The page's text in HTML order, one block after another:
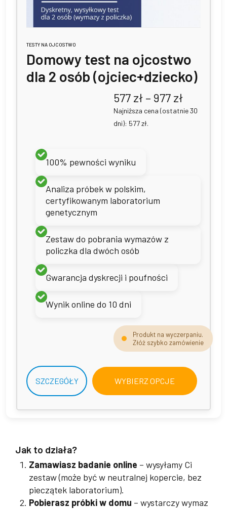
TESTY NA OJCOSTWO
Domowy test na ojcostwo
dla 2 osób (ojciec+dziecko)
577 zł – 977 złZakres
cen:
Najniższa cena (ostatnie 30
dni): 577zł.
100% pewności wyniku
Analiza próbek w polskim,
certyfikowanym laboratorium
genetycznym
Zestaw do pobrania wymazów z
policzka dla dwóch osób
Gwarancja dyskrecji i poufności
Wynik online do 10 dni
Produkt na wyczerpaniu.
Złóż szybko zamówienie
SZCZEGÓŁY WYBIERZ OPCJE
wiele
Jak to działa?
Zamawiasz badanie online – wysyłamy Ci
zestaw (może być w neutralnej kopercie, bez
pieczątek laboratorium).
Pobierasz próbki w domu – wystarczy wymaz